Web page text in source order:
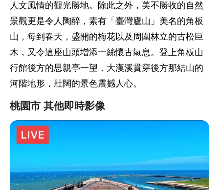
人文風情的觀光勝地。除此之外，美不勝收的自然
景觀更是令人陶醉，素有「臺灣廬山」美名的角板
山，每到春天，盛開的梅花以及周圍林立的古松巨
木，又令這座山頭增添一絲懷古氣息。登上角板山
行館後方的思親亭一望，大漢溪貫穿後方那結山的
河階地形，壯闊的景色震撼人心。
桃園市 其他即時影像